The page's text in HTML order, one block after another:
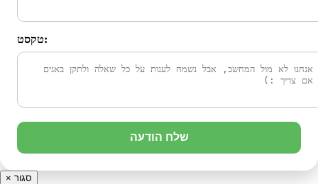
טקסט:
שלח הודעה
× סגור